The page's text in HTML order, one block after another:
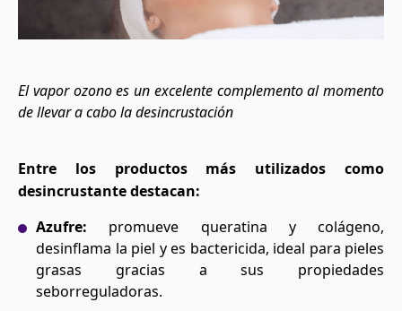
El vapor ozono es un excelente complemento al momento
de llevar a cabo la desincrustación
Entre los productos más utilizados como
desincrustante destacan:
Azufre: promueve queratina y colágeno,
desinflama la piel y es bactericida, ideal para pieles
grasas gracias a sus propiedades
seborreguladoras.